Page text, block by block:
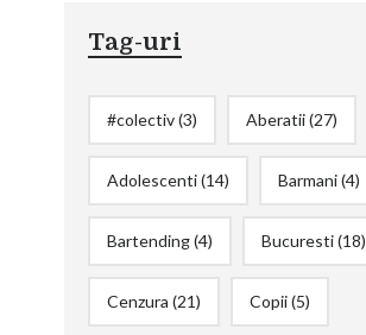
Tag-uri
#colectiv(3) Aberatii(27)
Adolescenti(14) Barmani(4)
Bartending(4) Bucuresti(18)
Cenzura (21) Copii(5)